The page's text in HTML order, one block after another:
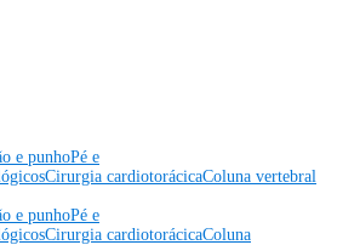
e punhoPé e
Cirurgia cardiotorácicaColuna vertebral
e punhoPé e
Cirurgia cardiotorácicaColuna